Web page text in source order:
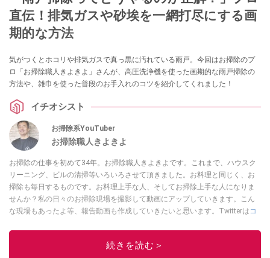
直伝！排気ガスや砂埃を一網打尽にする画
期的な方法
気がつくとホコリや排気ガスで真っ黒に汚れている雨戸。今回はお掃除のプ
ロ「お掃除職人きよきよ」さんが、高圧洗浄機を使った画期的な雨戸掃除の
方法や、雑巾を使った普段のお手入れのコツを紹介してくれました！
イチオシスト
お掃除系YouTuber
お掃除職人きよきよ
お掃除の仕事を初めて34年。お掃除職人きよきよです。これまで、ハウスク
リーニング、ビルの清掃等いろいろさせて頂きました。お料理と同じく、お
掃除も毎日するものです。お料理上手な人、そしてお掃除上手な人になりま
せんか？私の日々のお掃除現場を撮影して動画にアップしていきます。こん
な現場もあったよ等、報告動画も作成していきたいと思います。Twitterは コ
このイチオシストの他の記事を読む
続きを読む＞